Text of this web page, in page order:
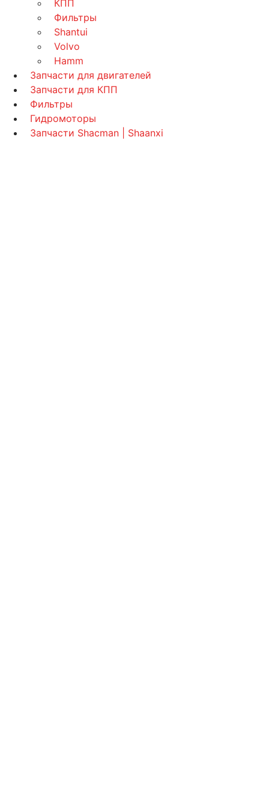
КПП
Фильтры
Shantui
Volvo
Hamm
Запчасти для двигателей
Запчасти для КПП
Фильтры
Гидромоторы
Запчасти Shacman | Shaanxi